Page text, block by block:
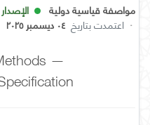
مواصفة قياسية دولية
· اعتمدت بتاريخ ٠٤ ديسمبر ٢٠٢٥
—